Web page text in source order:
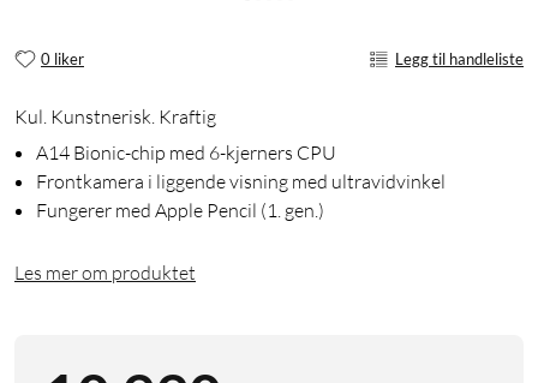
0 liker Legg til handleliste
Kul. Kunstnerisk. Kraftig
A14 Bionic-chip med 6-kjerners CPU
Frontkamera i liggende visning med ultravidvinkel
Fungerer med Apple Pencil (1. gen.)
Les mer om produktet